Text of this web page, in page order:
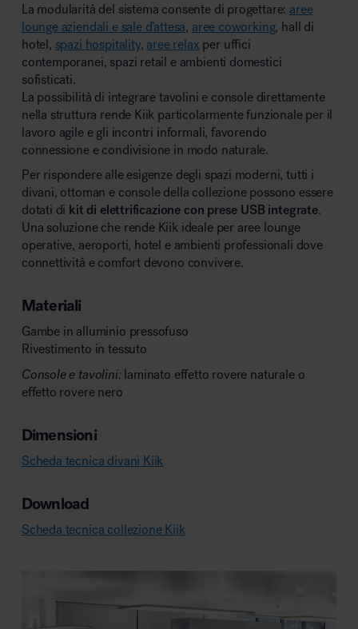
La modularità del sistema consente di progettare: aree
lounge aziendali e sale d’attesa, aree coworking, hall di
hotel, spazi hospitality, aree relax per uffici
contemporanei, spazi retail e ambienti domestici
sofisticati.
La possibilità di integrare tavolini e console direttamente
nella struttura rende Kiik particolarmente funzionale per il
lavoro agile e gli incontri informali, favorendo
connessione e condivisione in modo naturale.
Per rispondere alle esigenze degli spazi moderni, tutti i
divani, ottoman e console della collezione possono essere
dotati di kit di elettrificazione con prese USB integrate.
Una soluzione che rende Kiik ideale per aree lounge
operative, aeroporti, hotel e ambienti professionali dove
connettività e comfort devono convivere.
Materiali
Gambe in alluminio pressofuso
Rivestimento in tessuto
Console e tavolini: laminato effetto rovere naturale o
effetto rovere nero
Dimensioni
Scheda tecnica divani Kiik
Download
Scheda tecnica collezione Kiik